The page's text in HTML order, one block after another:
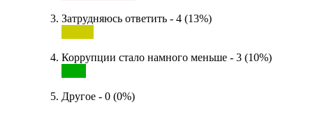
Затрудняюсь ответить - 4 (13%)
Коррупции стало намного меньше - 3 (10%)
Другое - 0 (0%)